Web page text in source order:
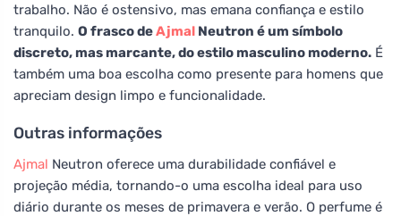
trabalho. Não é ostensivo, mas emana confiança e estilo
tranquilo. O frasco deAjmal Neutron é um símbolo
discreto, mas marcante, do estilo masculino moderno. É
também uma boa escolha como presente para homens que
apreciam design limpo e funcionalidade.
Outras informações
Ajmal Neutron oferece uma durabilidade confiável e
projeção média, tornando-o uma escolha ideal para uso
diário durante os meses de primavera e verão. O perfume é